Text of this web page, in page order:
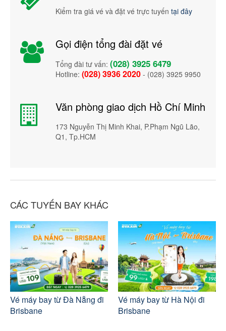
Kiểm tra giá vé và đặt vé trực tuyến tại đây
Gọi điện tổng đài đặt vé
Tổng đài tư vấn: (028) 3925 6479
Hotline: (028) 3936 2020 - (028) 3925 9950
Văn phòng giao dịch Hồ Chí Minh
173 Nguyễn Thị Minh Khai, P.Phạm Ngũ Lão,
Q1, Tp.HCM
CÁC TUYẾN BAY KHÁC
Vé máy bay từ Đà Nẵng đi
Brisbane
Vé máy bay từ Hà Nội đi
Brisbane